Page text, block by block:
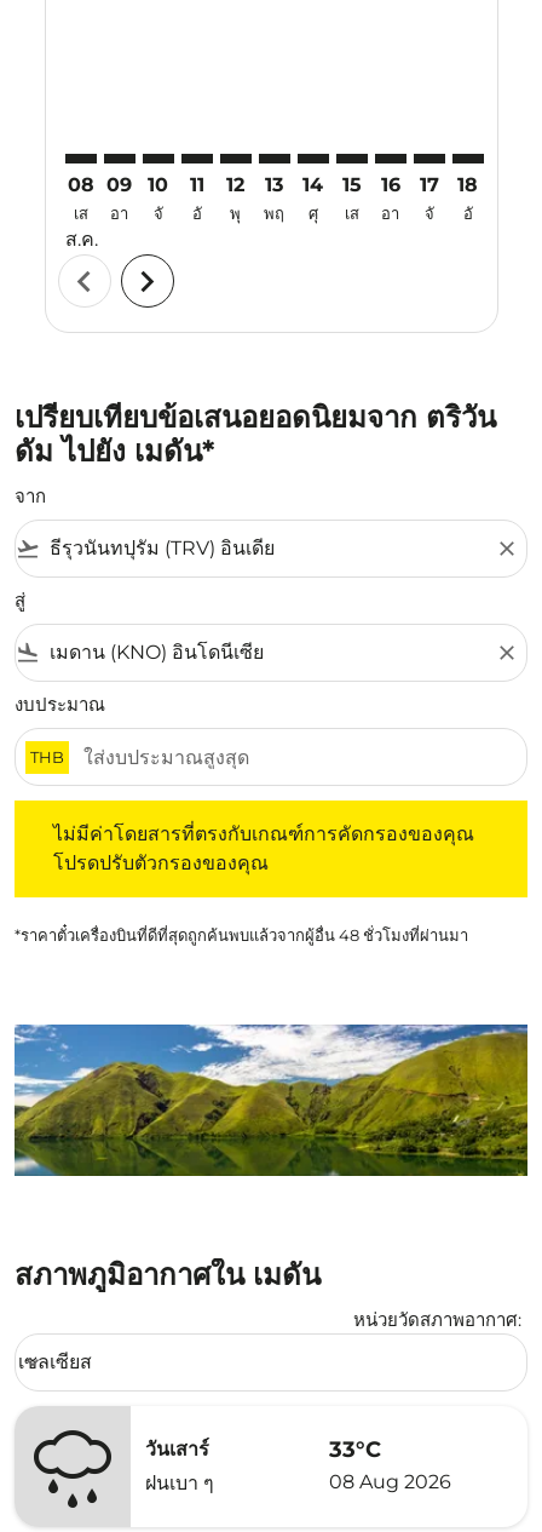
08
เส
ส.ค.
09
อา
10
จั
11
อั
12
พุ
13
พฤ
14
ศุ
15
เส
16
อา
17
จั
18
อั
chevron_left chevron_right
เปรียบเทียบข้อเสนอยอดนิยมจาก ตริวัน
ดัม ไปยัง เมดัน*
จาก
flight_takeoff close
สู่
flight_land close
งบประมาณ
THB
ไม่มีค่าโดยสารที่ตรงกับเกณฑ์การคัดกรองของคุณ
โปรดปรับตัวกรองของคุณ
*ราคาตั๋วเครื่องบินที่ดีที่สุดถูกค้นพบแล้วจากผู้อื่น 48 ชั่วโมงที่ผ่านมา
สภาพภูมิอากาศใน เมดัน
หน่วยวัดสภาพอากาศ:
Weather unit option เซลเซียส Selected
เซลเซียส
keyboard_arrow_down
วันเสาร์
ฝนเบา ๆ
33°C
08 Aug 2026